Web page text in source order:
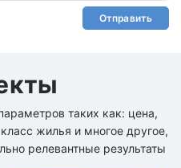
Отправить
таких как: цена,
жилья и многое другое,
релевантные результаты